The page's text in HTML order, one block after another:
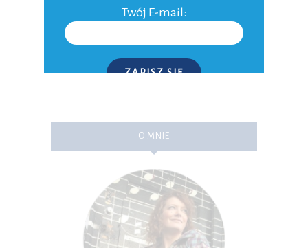
komentarzy.
O MNIE
Twój E-mail:
ZAPISZ SIĘ